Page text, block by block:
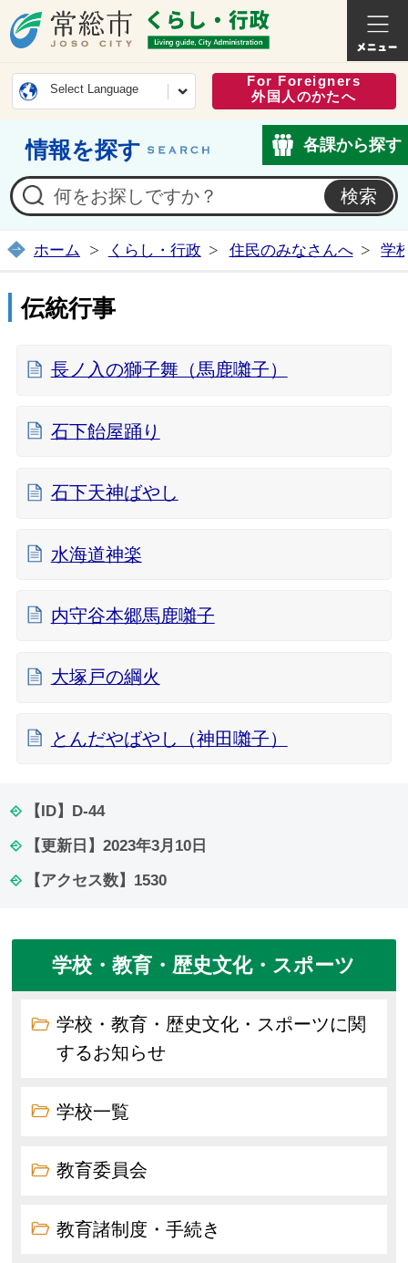
常総市公式ホームページ
くらし
Select Language
For Foreigners
外国人のかたへ
情報を探す 各課から探す
ホーム くらし・行政 住民のみなさんへ 学
伝統行事
長ノ入の獅子舞（馬鹿囃子）
石下飴屋踊り
石下天神ばやし
水海道神楽
内守谷本郷馬鹿囃子
大塚戸の綱火
とんだやばやし（神田囃子）
【ID】 D-44
【更新日】 2023年3月10日
【アクセス数】 1530
学校・教育・歴史文化・スポーツ
学校・教育・歴史文化・スポーツに関
するお知らせ
学校一覧
教育委員会
教育諸制度・手続き